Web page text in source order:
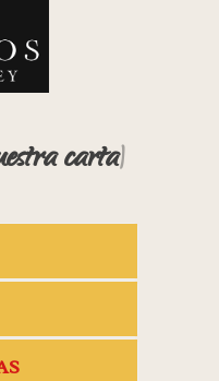
carta|